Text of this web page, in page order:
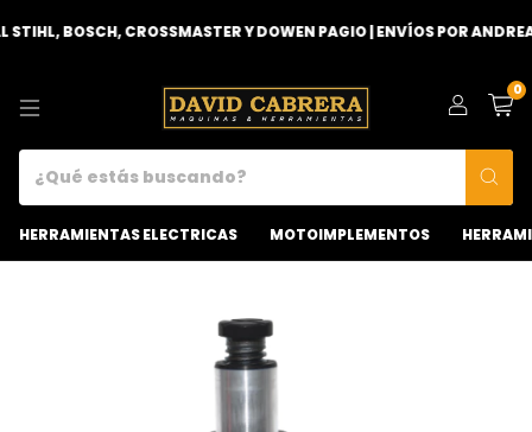
BOSCH, CROSSMASTER Y DOWEN PAGIO | ENVÍOS POR
0
HERRAMIENTAS ELECTRICAS MOTOIMPLEMENTOS